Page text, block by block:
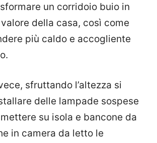
un corridoio buio in
della casa, così come
più caldo e accogliente
sfruttando l’altezza si
delle lampade sospese
su isola e bancone da
in camera da letto le